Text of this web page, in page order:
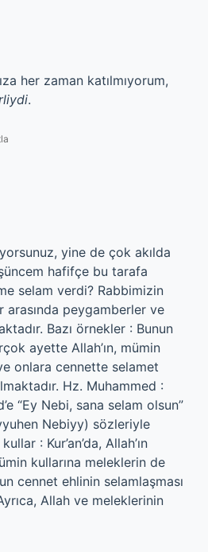
her zaman katılmıyorum,
.
yine de çok akılda
hafifçe bu tarafa
selam verdi? Rabbimizin
arasında peygamberler ve
Bazı örnekler : Bunun
ayette Allah’ın, mümin
ve onlara cennette selamet
Hz. Muhammed :
“Ey Nebi, sana selam olsun”
Nebiyy) sözleriyle
: Kur’an’da, Allah’ın
kullarına meleklerin de
cennet ehlinin selamlaşması
Allah ve meleklerinin